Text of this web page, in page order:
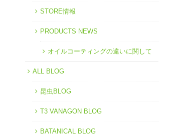
STORE情報
PRODUCTS NEWS
オイルコーティングの違いに関して
ALL BLOG
昆虫BLOG
T3 VANAGON BLOG
BATANICAL BLOG